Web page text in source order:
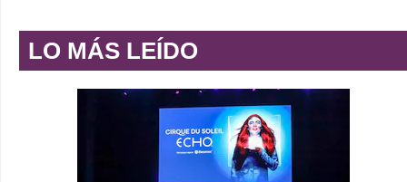
LO MÁS LEÍDO